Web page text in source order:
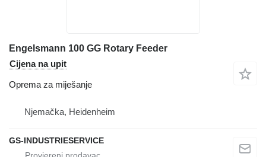
Engelsmann 100 GG Rotary Feeder
Cijena na upit
Oprema za miješanje
Njemačka, Heidenheim
GS-INDUSTRIESERVICE